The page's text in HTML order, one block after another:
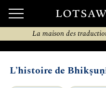
La maison des
L’histoire de